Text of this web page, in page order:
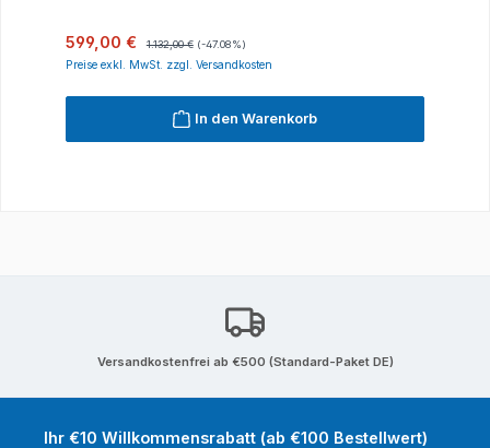
Verkaufspreis:
599,00 € 1.132,00 € (-47.08%)
Preise exkl. MwSt. zzgl. Versandkosten
In den Warenkorb
Versandkostenfrei ab €500 (Standard-Paket DE)
Ihr €10 Willkommensrabatt (ab €100 Bestellwert)